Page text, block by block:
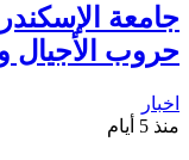
جامعة
حروب الأجيال
اخبار
منذ 5 أيام